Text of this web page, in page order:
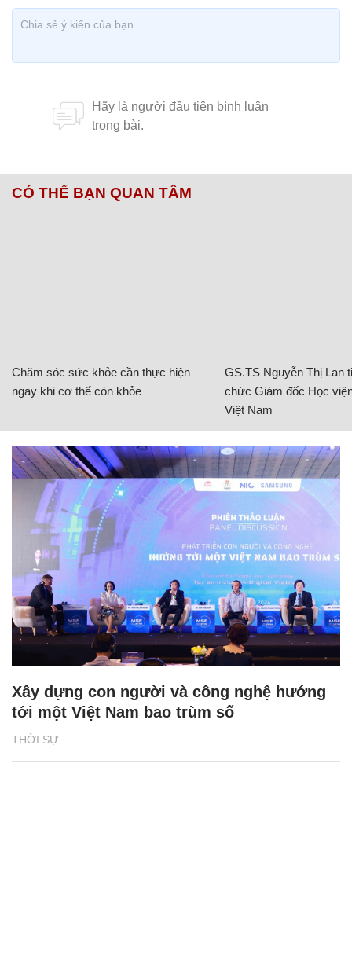
CÓ THỂ BẠN QUAN TÂM
Chăm sóc sức khỏe cần thực hiện
ngay khi cơ thể còn khỏe
GS.TS Nguyễn Thị Lan
chức Giám đốc Học
Việt Nam
THỜI SỰ
Xây dựng con người và công nghệ hướng
tới một Việt Nam bao trùm số